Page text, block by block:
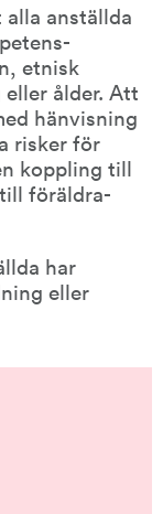
anställda
etnisk
ålder. Att
hänvisning
risker för
koppling till
till föräldra­
har
eller